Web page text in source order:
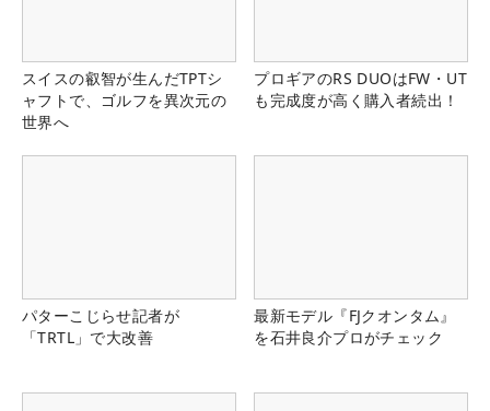
スイスの叡智が生んだTPTシ
ャフトで、ゴルフを異次元の
世界へ
プロギアのRS DUOはFW・UT
も完成度が高く購入者続出！
パターこじらせ記者が
「TRTL」で大改善
最新モデル『FJクオンタム』
を石井良介プロがチェック